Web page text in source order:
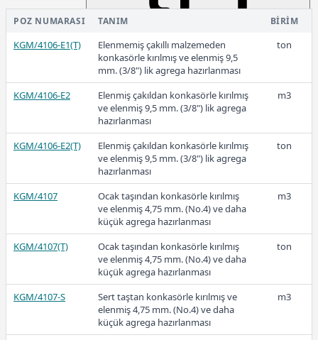
81,18
2020
69,75
60,46
POZ NUMARASI TANIM BIRIM
KGM/4106-E1(T)
Elenmemiş çakıllı malzemeden
konkasörle kırılmış ve elenmiş 9,5
mm. (3/8") lik agrega hazırlanması
ton
KGM/4106-E2
Elenmiş çakıldan konkasörle kırılmış
ve elenmiş 9,5 mm. (3/8") lik agrega
hazırlanması
m3
KGM/4106-E2(T)
Elenmiş çakıldan konkasörle kırılmış
ve elenmiş 9,5 mm. (3/8") lik agrega
hazırlanması
ton
KGM/4107
Ocak taşından konkasörle kırılmış
ve elenmiş 4,75 mm. (No.4) ve daha
küçük agrega hazırlanması
m3
KGM/4107(T)
Ocak taşından konkasörle kırılmış
ve elenmiş 4,75 mm. (No.4) ve daha
küçük agrega hazırlanması
ton
KGM/4107-S
Sert taştan konkasörle kırılmış ve
elenmiş 4,75 mm. (No.4) ve daha
küçük agrega hazırlanması
m3